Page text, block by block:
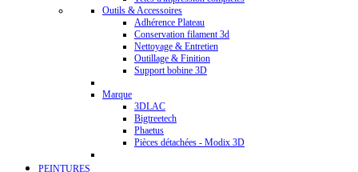
Outils & Accessoires
Adhérence Plateau
Conservation filament 3d
Nettoyage & Entretien
Outillage & Finition
Support bobine 3D
Marque
3DLAC
Bigtreetech
Phaetus
Pièces détachées - Modix 3D
PEINTURES